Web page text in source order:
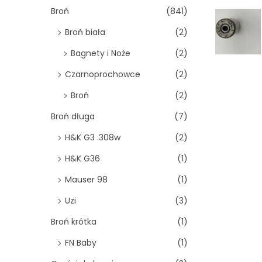
n
Broń
(841)
Broń biała
(2)
Bagnety i Noże
(2)
Czarnoprochowce
(2)
Broń
(2)
Broń długa
(7)
H&K G3 .308w
(2)
H&K G36
(1)
Mauser 98
(1)
Uzi
(3)
Broń krótka
(1)
FN Baby
(1)